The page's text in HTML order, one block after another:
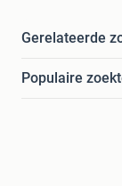
Gerelateerde
Populaire